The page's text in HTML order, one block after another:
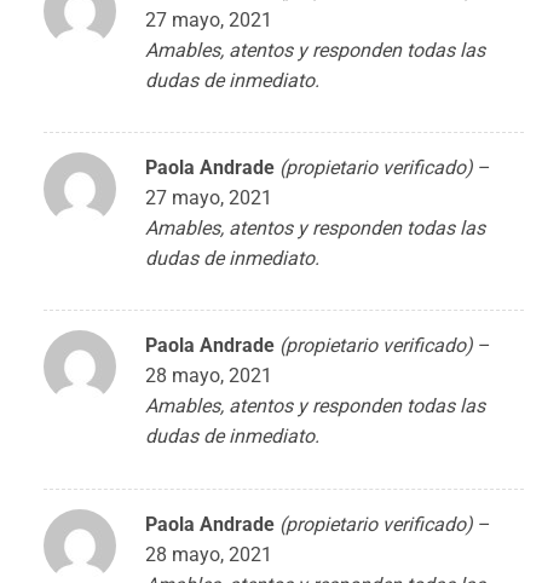
27 mayo, 2021
Amables, atentos y responden todas las
dudas de inmediato.
Paola Andrade (propietario verificado) –
27 mayo, 2021
Amables, atentos y responden todas las
dudas de inmediato.
Paola Andrade (propietario verificado) –
28 mayo, 2021
Amables, atentos y responden todas las
dudas de inmediato.
Paola Andrade (propietario verificado) –
28 mayo, 2021